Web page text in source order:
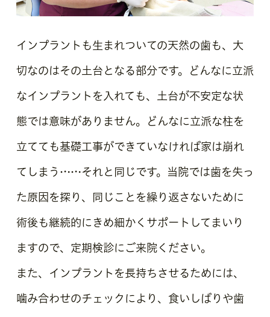
インプラントも生まれついての天然の歯も、大
切なのはその土台となる部分です。どんなに立派
なインプラントを入れても、土台が不安定な状
態では意味がありません。どんなに立派な柱を
立てても基礎工事ができていなければ家は崩れ
てしまう……それと同じです。当院では歯を失っ
た原因を探り、同じことを繰り返さないために
術後も継続的にきめ細かくサポートしてまいり
ますので、定期検診にご来院ください。
また、インプラントを長持ちさせるためには、
噛み合わせのチェックにより、食いしばりや歯